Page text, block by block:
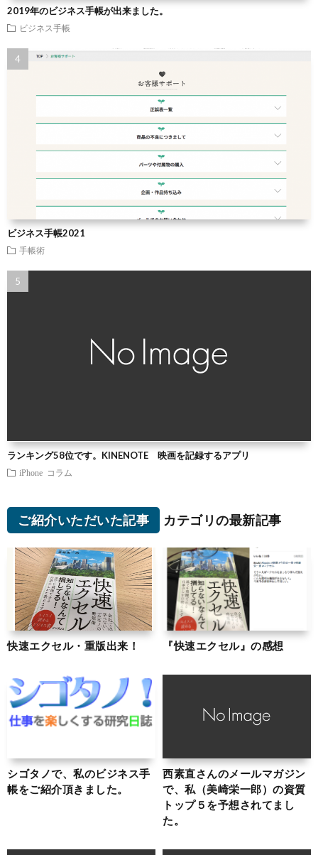
2019年のビジネス手帳が出来ました。
ビジネス手帳
ビジネス手帳2021
手帳術
ランキング58位です。KINENOTE 映画を記録するアプリ
iPhone コラム
ご紹介いただいた記事 カテゴリの最新記事
快速エクセル・重版出来！ 『快速エクセル』の感想
シゴタノで、私のビジネス手
帳をご紹介頂きました。
西素直さんのメールマガジン
で、私（美崎栄一郎）の資質
トップ５を予想されてまし
た。